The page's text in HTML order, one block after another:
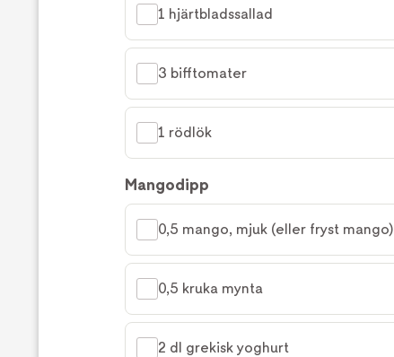
1 hjärtbladssallad
3 bifftomater
1 rödlök
Mangodipp
0,5 mango, mjuk (eller fryst mango)
0,5 kruka mynta
2 dl grekisk yoghurt